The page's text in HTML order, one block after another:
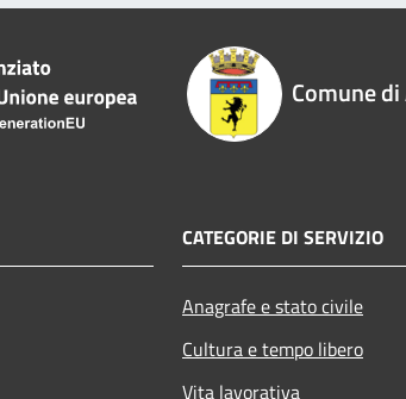
Comune
CATEGORIE DI SERVIZIO
Anagrafe e stato civile
Cultura e tempo libero
Vita lavorativa